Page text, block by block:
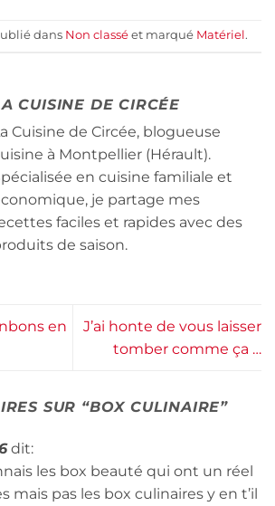
dans Non classéet marqué Matériel.
CUISINE DE CIRCÉE
Cuisine de Circée, blogueuse
à Montpellier (Hérault).
en cuisine familiale et
je partage mes
faciles et rapides avec des
de saison.
en
J’ai honte de vous laisser
tomber comme ça …
SUR “BOX CULINAIRE”
dit:
les box beauté qui ont un réel
mais pas les box culinaires y en t’il